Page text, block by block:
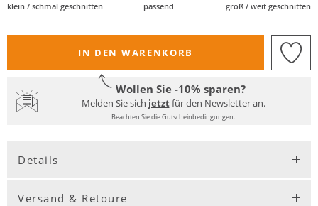
klein / schmal geschnitten passend groß / weit geschnitten
IN DEN WARENKORB
Wollen Sie -10% sparen?
Melden Sie sich jetztfür den Newsletter an.
Beachten Sie die Gutscheinbedingungen.
Details
Versand & Retoure